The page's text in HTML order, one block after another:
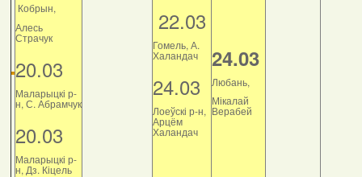
Кобрын,
Алесь
Страчук
20.03
Маларыцкі р-
н, С. Абрамчук
20.03
Маларыцкі р-
н, Дз. Кіцель
22.03
Гомель, А.
Халандач
24.03
Лоеўскі р-н,
Арцём
Халандач
24.03
Любань,
Мікалай
Верабей